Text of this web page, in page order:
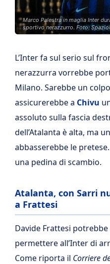
Marco Palestra in maglia Inter
sportivo nerazzurro. Foto:
L’Inter fa sul serio sul
nerazzurra vorrebbe
Milano. Sarebbe un
assicurerebbe a Chivu
assoluto sulla fascia
dell’Atalanta è alta, ma
abbasserebbe le pretese.
una pedina di scambio.
Atalanta, con Sarri
a Frattesi
Davide Frattesi
permettere all’Inter di
Come riporta il Corriere